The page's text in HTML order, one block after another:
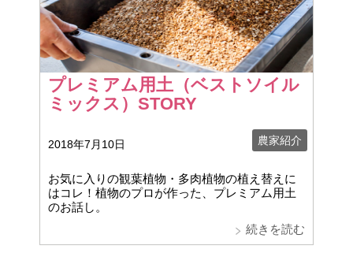
プレミアム用土（ベストソイル
ミックス）STORY
2018年7月10日 農家紹介
お気に入りの観葉植物・多肉植物の植え替えに
はコレ！植物のプロが作った、プレミアム用土
のお話し。
続きを読む